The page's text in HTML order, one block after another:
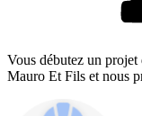
Vous débutez un
Mauro Et Fils et nous